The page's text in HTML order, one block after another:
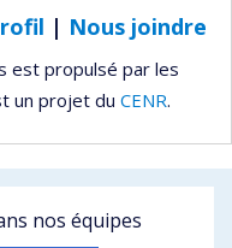
| Nous joindre
est propulsé par les
un projet du CENR.
nos équipes